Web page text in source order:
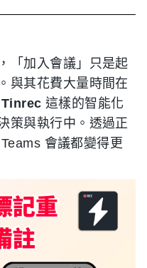
「加入會議」只是起
與其花費大量時間在
Tinrec 這樣的智能化
策與執行中。透過正
會議都變得更